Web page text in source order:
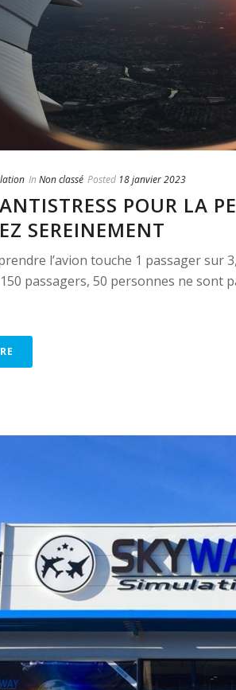
In Non classé Posted 18 janvier 2023
POUR LA
SEREINEMENT
l’avion touche 1 passager sur
passagers, 50 personnes ne sont